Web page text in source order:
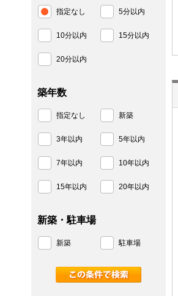
指定なし 5分以内
10分以内 15分以内
20分以内
築年数
指定なし 新築
3年以内 5年以内
7年以内 10年以内
15年以内 20年以内
新築・駐車場
新築 駐車場